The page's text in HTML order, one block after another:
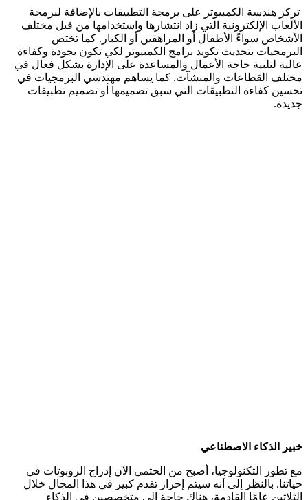
تركز هندسة الكمبيوتر على برمجة التطبيقات بالإضافة لبرمجة
الألعاب الإلكترونية التي زاد انتشارها واستخدامها من قبل مختلف
الأشخاص سواءً الأطفال أو المراهقين أو الكبار. كما تختص
البرمجيات بتحديث تكويد برامج الكمبيوتر لكي تكون بجودة وكفاءة
عالية لتلبية حاجة الأعمال والمساعدة على الإدارة بشكل فعال في
مختلف القطاعات والمنشآت. كما يساهم مهندسي البرمجيات في
تحسين كفاءة التطبيقات التي سبق تصميمها أو تصميم تطبيقات
جديدة.
خبير الذكاء الاصطناعي
مع تطور التكنولوجيا، أصبح من الحتمي الآن إدراج الروبوتات في
حياتنا. بالنظر إلى أنه سيتم إحراز تقدم كبير في هذا المجال خلال
الثلاثين عامًا القادمة، هناك حاجة إلى متخصصين في الذكاء